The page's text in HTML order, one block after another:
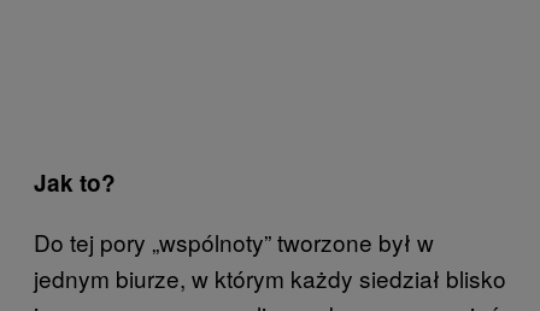
Jak to?
Do tej pory „wspólnoty” tworzone był w
jednym biurze, w którym każdy siedział blisko